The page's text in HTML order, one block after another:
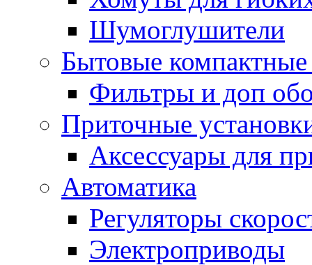
Шумоглушители
Бытовые
Фильтры и доп
Приточные
Аксессуары для
Автоматика
Регуляторы
Электроприводы